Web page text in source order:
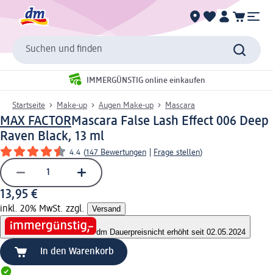
Suchen und finden
IMMERGÜNSTIG online einkaufen
Startseite Make-up Augen Make-up Mascara
MAX FACTORMascara False Lash Effect 006 Deep
Raven Black, 13 ml
4.4 (147 Bewertungen Frage stellen)
13,95 €
inkl. 20% MwSt. zzgl. Versand
dm Dauerpreisnicht erhöht seit 02.05.2024
In den Warenkorb